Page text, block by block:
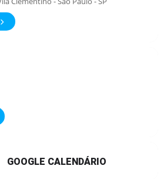
GOOGLE CALENDÁRIO